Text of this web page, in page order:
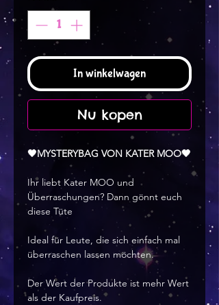
In winkelwagen
Nu kopen
🖤MYSTERYBAG VON KATER MOO🖤
Ihr liebt Kater MOO und
Überraschungen? Dann gönnt euch
diese Tüte
Ideal für Leute, die sich einfach mal
überraschen lassen möchten.
Der Wert der Produkte ist mehr Wert
als der Kaufpreis.